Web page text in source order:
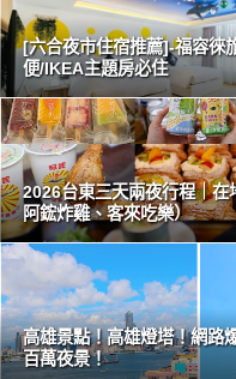
[六合夜市住宿推薦]-福容徠
便/IKEA主題房必住
2026台東三天兩夜行程｜
阿鋐炸雞、客來吃樂）
高雄景點！高雄燈塔！網路
百萬夜景！